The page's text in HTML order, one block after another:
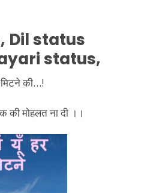
Dil status
status,
की…!
मोहलत ना दी ।।